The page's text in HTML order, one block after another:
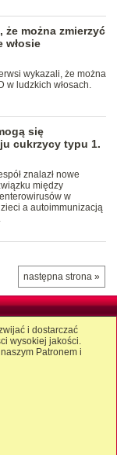
można zmierzyć
włosie
wykazali, że można
w ludzkich włosach.
się
cukrzycy typu 1.
znalazł nowe
między
w
a autoimmunizacją
następna strona »
i dostarczać
wysokiej jakości.
Patronem i